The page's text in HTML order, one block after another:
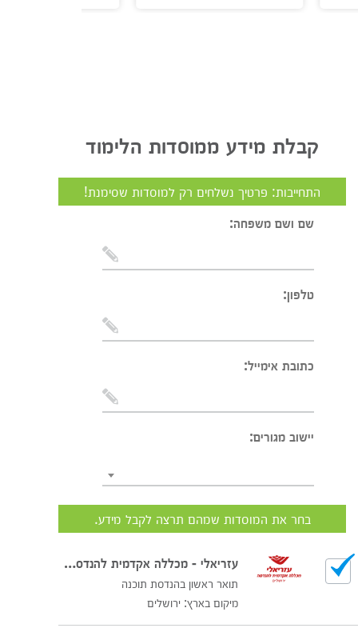
קבלת מידע ממוסדות הלימוד
התחייבות: פרטיך נשלחים רק למוסדות שסימנת!
שם ושם משפחה:
טלפון:
כתובת אימייל:
יישוב מגורים:
בחר את המוסדות שמהם תרצה לקבל מידע.
עזריאלי - מכללה אקדמית להנדסה ירושלים
תואר ראשון בהנדסת תוכנה
מיקום בארץ: ירושלים